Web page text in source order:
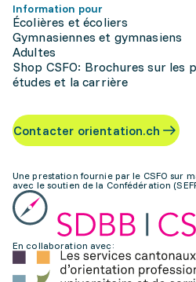
Information pour
Écolières et écoliers
Gymnasiennes et gymnasiens
Adultes
Shop CSFO: Brochures sur les
études et la carrière
Contacter orientation.ch
Une prestation fournie par le CSFO sur
avec le soutien de la Confédération
En collaboration avec: